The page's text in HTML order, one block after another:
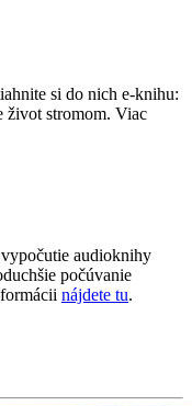
si do nich e-knihu:
život stromom. Viac
audioknihy
počúvanie
nájdete tu.